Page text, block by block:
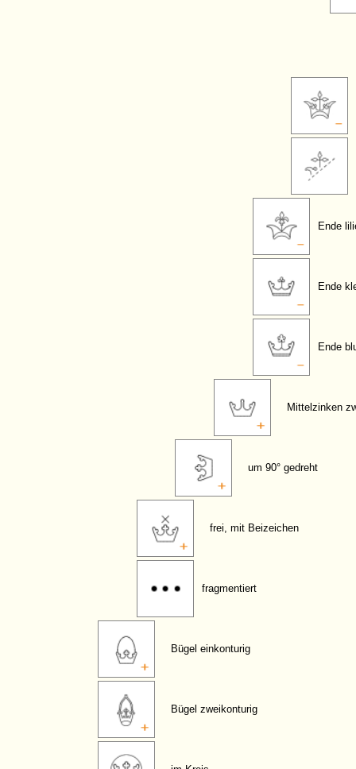
Ende
Ende
Ende
Mittelzinken
um 90° gedreht
frei, mit Beizeichen
fragmentiert
Bügel einkonturig
Bügel zweikonturig